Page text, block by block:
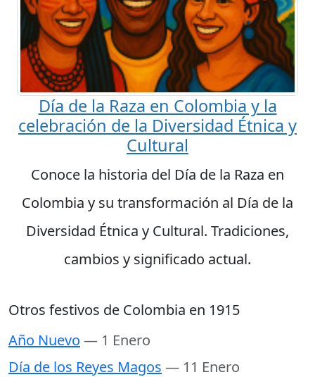
Día de la Raza en Colombia y la
celebración de la Diversidad Étnica y
Cultural
Conoce la historia del Día de la Raza en
Colombia y su transformación al Día de la
Diversidad Étnica y Cultural. Tradiciones,
cambios y significado actual.
Otros festivos de Colombia en 1915
Año Nuevo — 1 Enero
Día de los Reyes Magos — 11 Enero